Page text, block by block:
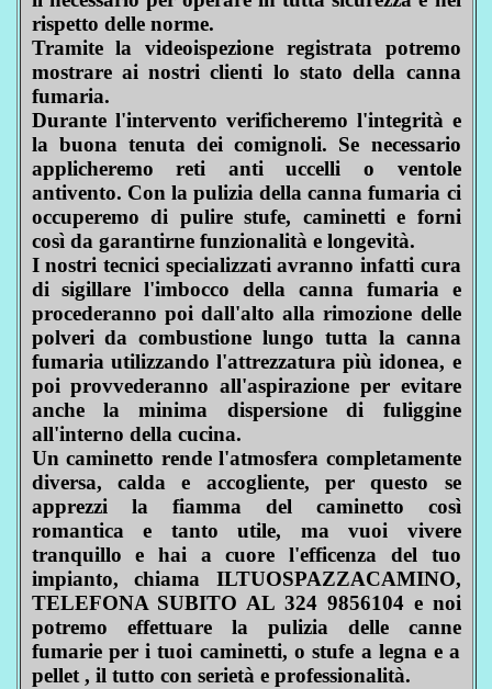
rispetto delle norme.
Tramite la videoispezione registrata potremo
mostrare ai nostri clienti lo stato della canna
fumaria.
Durante l'intervento verificheremo l'integrità e
la buona tenuta dei comignoli. Se necessario
applicheremo reti anti uccelli o ventole
antivento. Con la pulizia della canna fumaria ci
occuperemo di pulire stufe, caminetti e forni
così da garantirne funzionalità e longevità.
I nostri tecnici specializzati avranno infatti cura
di sigillare l'imbocco della canna fumaria e
procederanno poi dall'alto alla rimozione delle
polveri da combustione lungo tutta la canna
fumaria utilizzando l'attrezzatura più idonea, e
poi provvederanno all'aspirazione per evitare
anche la minima dispersione di fuliggine
all'interno della cucina.
Un caminetto rende l'atmosfera completamente
diversa, calda e accogliente, per questo se
apprezzi la fiamma del caminetto così
romantica e tanto utile, ma vuoi vivere
tranquillo e hai a cuore l'efficenza del tuo
impianto, chiama ILTUOSPAZZACAMINO,
TELEFONA SUBITO AL 324 9856104 e noi
potremo effettuare la pulizia delle canne
fumarie per i tuoi caminetti, o stufe a legna e a
pellet , il tutto con serietà e professionalità.